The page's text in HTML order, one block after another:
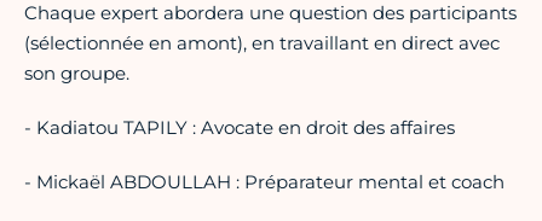
Chaque expert abordera une question des participants
(sélectionnée en amont), en travaillant en direct avec
son groupe.
- Kadiatou TAPILY : Avocate en droit des affaires
- Mickaël ABDOULLAH : Préparateur mental et coach